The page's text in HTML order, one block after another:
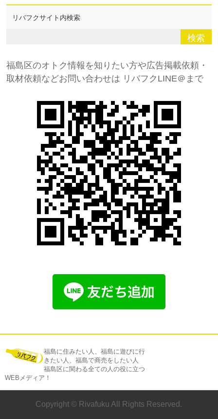
リバフクサイト内検索
福島区のオトク情報を知りたい方や広告掲載依頼・
取材依頼などお問い合わせは リバフクLINE＠まで
福島に住みたい人、福島に遊びに行
きたい人、福島で商売をしたい人
福島区に関わる全ての人の役に立つ
WEBメディア！
Copyright © Rivafuku All Rights Reserved.